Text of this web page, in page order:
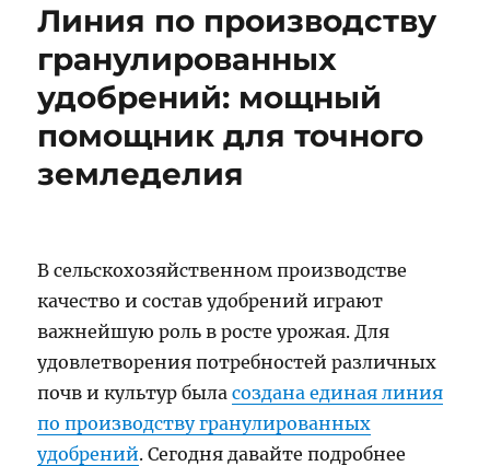
Линия по производству
гранулированных
удобрений: мощный
помощник для точного
земледелия
В сельскохозяйственном производстве
качество и состав удобрений играют
важнейшую роль в росте урожая. Для
удовлетворения потребностей различных
почв и культур быласоздана единая линия
по производству гранулированных
удобрений. Сегодня давайте подробнее